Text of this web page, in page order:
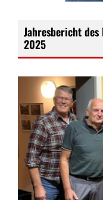
Jahresbericht
2025